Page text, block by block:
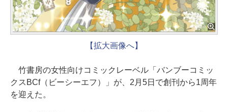
【拡大画像へ】
竹書房の女性向けコミックレーベル「バンブーコミッ
クスBCf（ビーシーエフ）」が、2月5日で創刊から1周年
を迎えた。